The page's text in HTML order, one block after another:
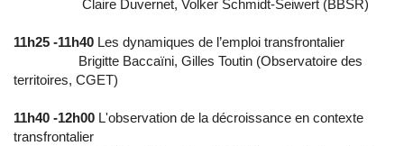
Claire Duvernet, Volker Schmidt-Seiwert (BBSR)
11h25 -11h40 Les dynamiques de l’emploi transfrontalier
Brigitte Baccaïni, Gilles Toutin (Observatoire des
territoires, CGET)
11h40 -12h00 L'observation de la décroissance en contexte
transfrontalier